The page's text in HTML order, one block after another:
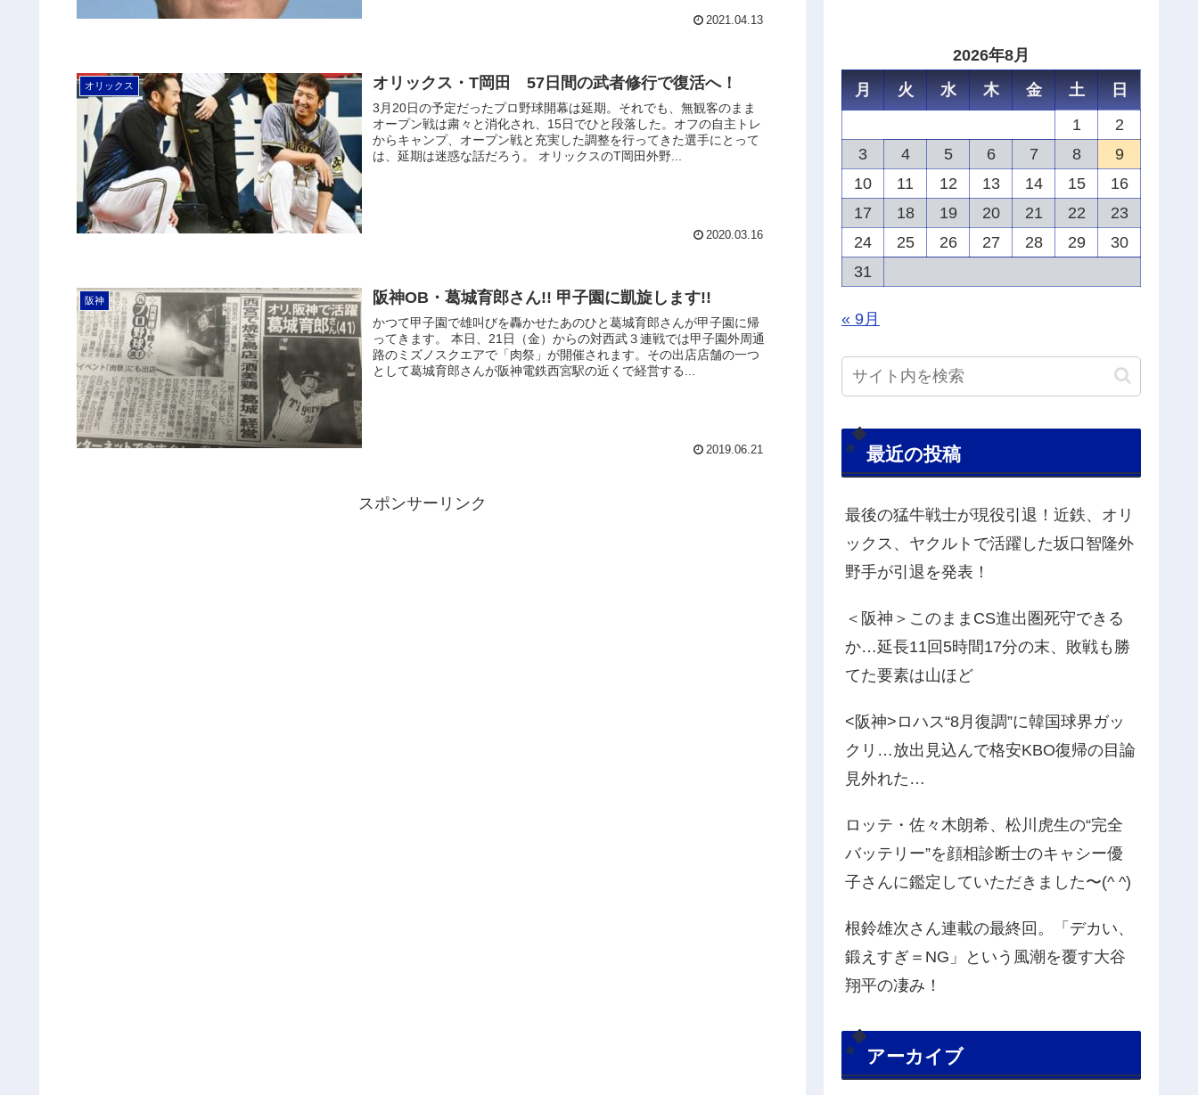
2021.04.13
オリックス オリックス・T岡田 57日間の武者修行で復活へ！
3月20日の予定だったプロ野球開幕は延期。それでも、無観客のまま
オープン戦は粛々と消化され、15日でひと段落した。オフの自主トレ
からキャンプ、オープン戦と充実した調整を行ってきた選手にとって
は、延期は迷惑な話だろう。 オリックスのT岡田外野...
2020.03.16
阪神 阪神OB・葛城育郎さん!! 甲子園に凱旋します!!
かつて甲子園で雄叫びを轟かせたあのひと葛城育郎さんが甲子園に帰
ってきます。 本日、21日（金）からの対西武３連戦では甲子園外周通
路のミズノスクエアで「肉祭」が開催されます。その出店店舗の一つ
として葛城育郎さんが阪神電鉄西宮駅の近くで経営する...
2019.06.21
スポンサーリンク
2026年8月
月
火 水 木 金 土
日
1
2
3
4 5 6 7 8
9
10
11 12 13 14 15
16
17
18 19 20 21 22
23
24
25 26 27 28 29
30
31
« 9月
最近の投稿
最後の猛牛戦士が現役引退！近鉄、オリ
ックス、ヤクルトで活躍した坂口智隆外
野手が引退を発表！
＜阪神＞このままCS進出圏死守できる
か…延長11回5時間17分の末、敗戦も勝
てた要素は山ほど
<阪神>ロハス“8月復調”に韓国球界ガッ
クリ…放出見込んで格安KBO復帰の目論
見外れた…
ロッテ・佐々木朗希、松川虎生の“完全
バッテリー”を顔相診断士のキャシー優
子さんに鑑定していただきました〜(^ ^)
根鈴雄次さん連載の最終回。「デカい、
鍛えすぎ＝NG」という風潮を覆す大谷
翔平の凄み！
アーカイブ